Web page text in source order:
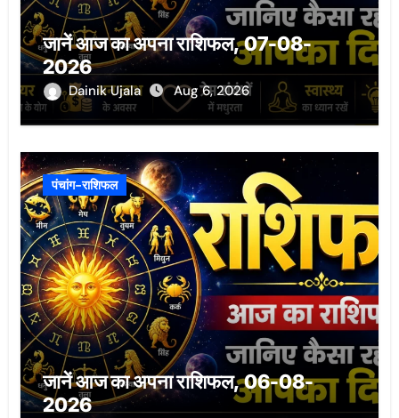
जानें आज का अपना राशिफल, 07-08-
2026
Dainik Ujala Aug 6, 2026
पंचांग-राशिफल
जानें आज का अपना राशिफल, 06-08-
2026